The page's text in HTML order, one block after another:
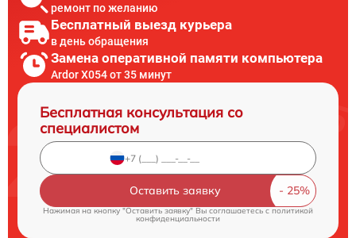
ремонт по желанию
Бесплатный выезд курьера
в день обращения
Замена оперативной памяти компьютера
Ardor X054 от 35 минут
Бесплатная консультация со
специалистом
Оставить заявку
Нажимая на кнопку "Оставить заявку" Вы соглашаетесь cполитикой
конфиденциальности